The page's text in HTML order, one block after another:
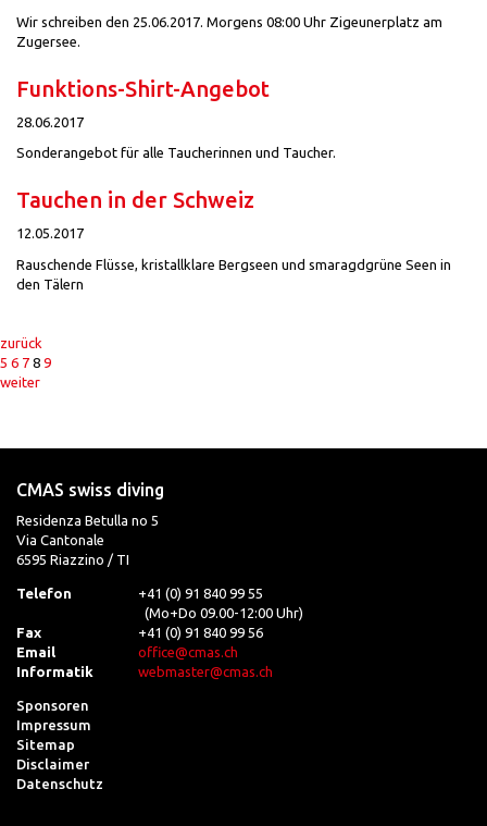
Wir schreiben den 25.06.2017. Morgens 08:00 Uhr Zigeunerplatz am
Zugersee.
Funktions-Shirt-Angebot
28.06.2017
Sonderangebot für alle Taucherinnen und Taucher.
Tauchen in der Schweiz
12.05.2017
Rauschende Flüsse, kristallklare Bergseen und smaragdgrüne Seen in
den Tälern
zurück
5 6 7 8 9
weiter
CMAS swiss diving
Residenza Betulla no 5
Via Cantonale
6595 Riazzino / TI
Telefon
+41 (0) 91 840 99 55
(Mo+Do 09.00-12:00 Uhr)
Fax
+41 (0) 91 840 99 56
Email
office@cmas.ch
Informatik
webmaster@cmas.ch
Sponsoren
Impressum
Sitemap
Disclaimer
Datenschutz